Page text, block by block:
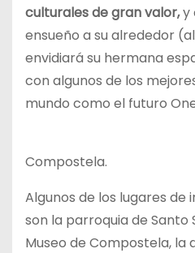
culturales de gran valor,y
ensueño a su alrededor
envidiará su hermana
con algunos de los
mundo como el futuro
Compostela.
Algunos de los lugares
son la parroquia de Santo
Museo de Compostela, la